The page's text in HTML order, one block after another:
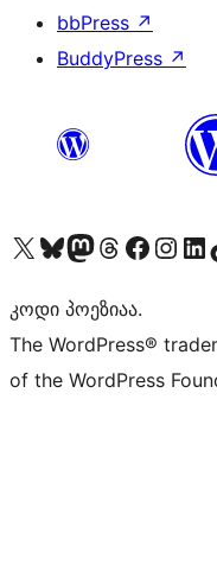
bbPress ↗
BuddyPress ↗
Visit our X (formerly Twitter) account
Visit our Bluesky account
Visit our Mastodon account
Visit our Threads account
Visit our Facebook page
Visit ourVisit
კოდი პოეზიაა.
The WordPress®
of the WordPress